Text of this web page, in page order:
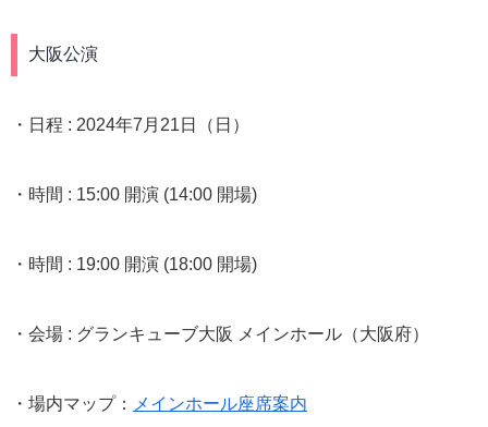
大阪公演
・日程 : 2024年7月21日（日）
・時間 : 15:00 開演 (14:00 開場)
・時間 : 19:00 開演 (18:00 開場)
・会場 : グランキューブ大阪 メインホール（大阪府）
・場内マップ： メインホール座席案内